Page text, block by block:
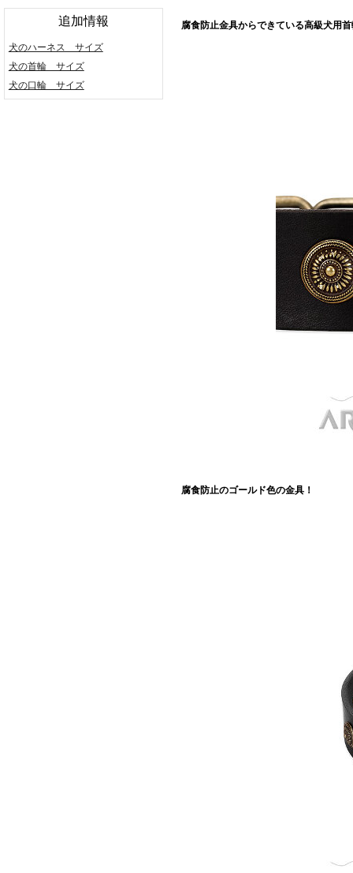
追加情報
犬のハーネス サイズ
犬の首輪 サイズ
犬の口輪 サイズ
腐食防止金具からできている高級犬用
腐食防止のゴールド色の金具！